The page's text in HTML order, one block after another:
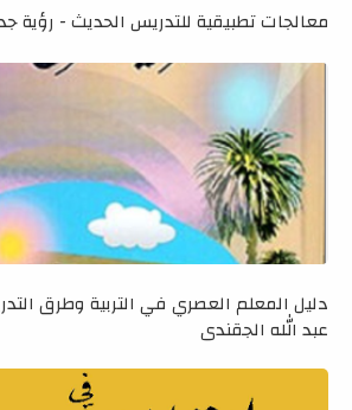
معالجات تطبيقية للتدريس الحديث - رؤية
دليل المعلم العصري في التربية وطرق
عبد الله الجقندي